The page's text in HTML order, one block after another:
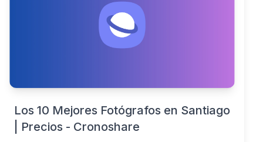
Los 10 Mejores Fotógrafos en Santiago
| Precios - Cronoshare